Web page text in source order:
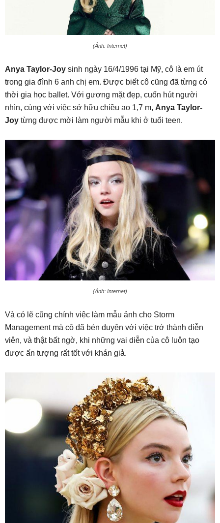
(Ảnh: Internet)
Anya Taylor-Joy sinh ngày 16/4/1996 tại Mỹ, cô là em út
trong gia đình 6 anh chị em. Được biết cô cũng đã từng có
thời gia học ballet. Với gương mặt đẹp, cuốn hút người
nhìn, cùng với việc sở hữu chiều ao 1,7 m, Anya Taylor-
Joy từng được mời làm người mẫu khi ở tuổi teen.
(Ảnh: Internet)
Và có lẽ cũng chính việc làm mẫu ảnh cho Storm
Management mà cô đã bén duyên với việc trở thành diễn
viên, và thật bất ngờ, khi những vai diễn của cô luôn tạo
được ấn tượng rất tốt với khán giả.